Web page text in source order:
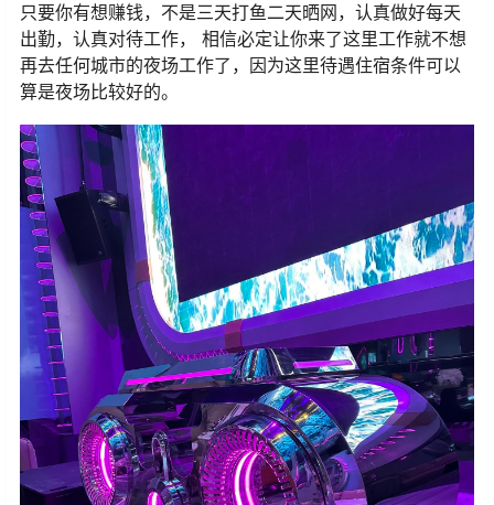
只要你有想赚钱，不是三天打鱼二天晒网，认真做好每天
出勤，认真对待工作， 相信必定让你来了这里工作就不想
再去任何城市的夜场工作了，因为这里待遇住宿条件可以
算是夜场比较好的。